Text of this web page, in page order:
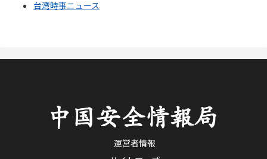
台湾時事ニュース
運営者情報